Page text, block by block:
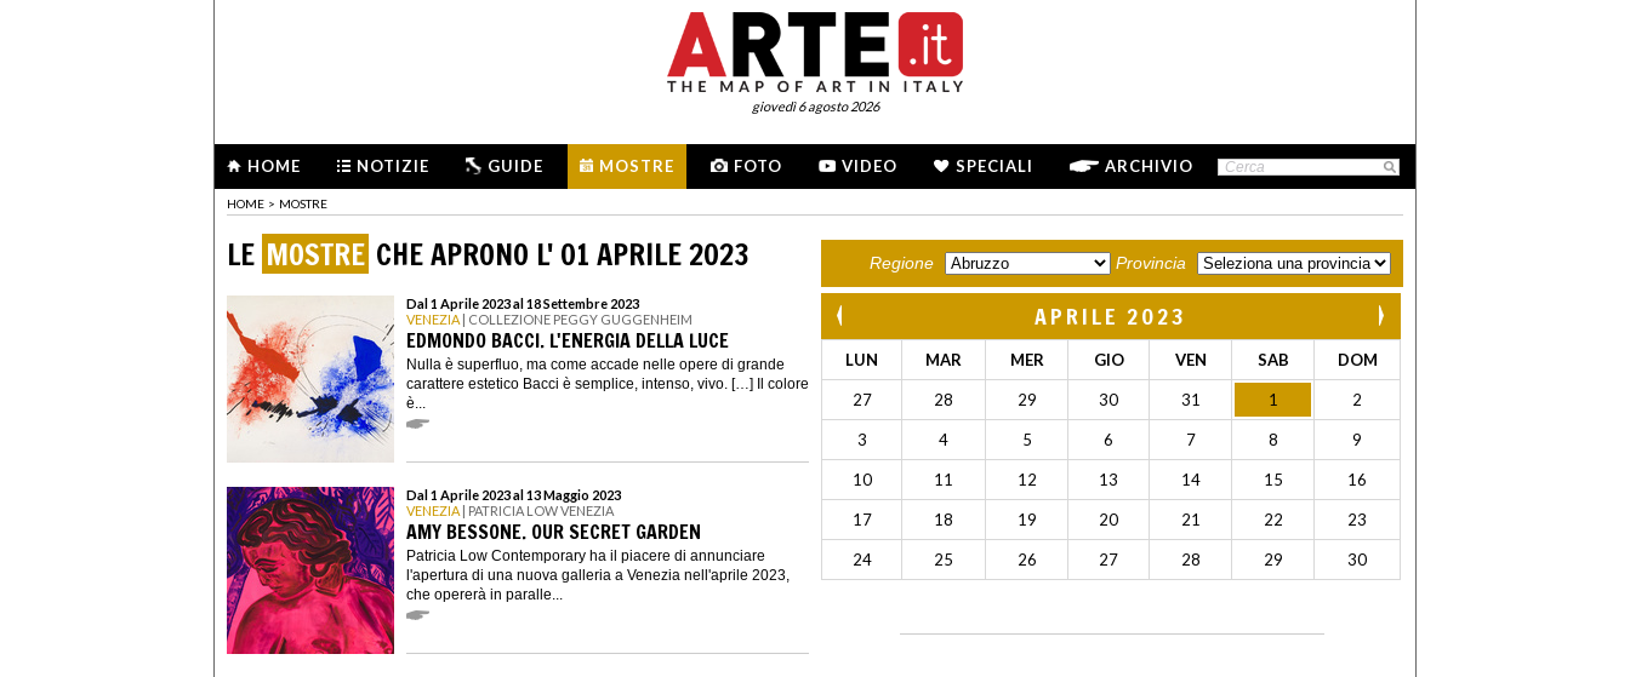
giovedì 6 agosto 2026
HOME NOTIZIE GUIDE MOSTRE FOTO VIDEO SPECIALI ARCHIVIO
HOME > MOSTRE
LE MOSTRE CHE APRONO L' 01 APRILE 2023
Dal 1 Aprile 2023 al 18 Settembre 2023
VENEZIA | COLLEZIONE PEGGY GUGGENHEIM
EDMONDO BACCI. L'ENERGIA DELLA LUCE
Nulla è superfluo, ma come accade nelle opere di grande
carattere estetico Bacci è semplice, intenso, vivo. […] Il colore
è...
Dal 1 Aprile 2023 al 13 Maggio 2023
VENEZIA | PATRICIA LOW VENEZIA
AMY BESSONE. OUR SECRET GARDEN
Patricia Low Contemporary ha il piacere di annunciare
l'apertura di una nuova galleria a Venezia nell'aprile 2023,
che opererà in paralle...
Regione Provincia
APRILE 2023
LUN MAR MER GIO VEN SAB DOM
27 28 29 30 31 1 2
3 4 5 6 7 8 9
10 11 12 13 14 15 16
17 18 19 20 21 22 23
24 25 26 27 28 29 30